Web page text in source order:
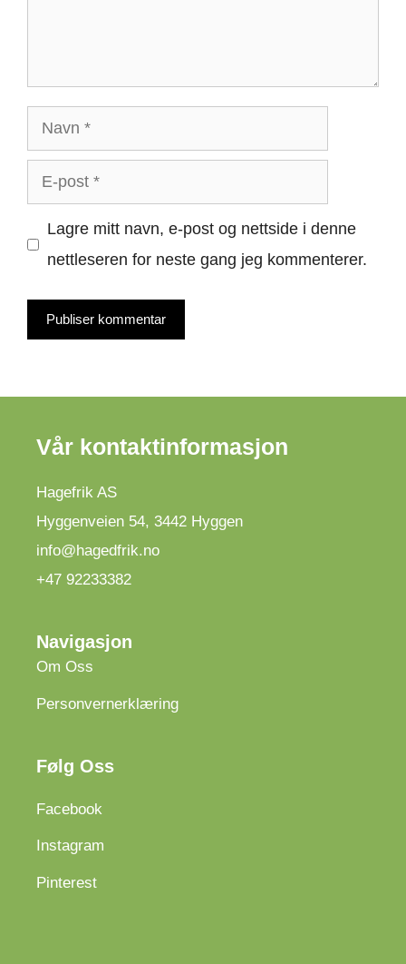
Navn
post
Lagre mitt navn, e-post og nettside i denne
nettleseren for neste gang jeg kommenterer.
Vår kontaktinformasjon
Hagefrik AS
Hyggenveien 54, 3442 Hyggen
info@hagedfrik.no
+47 92233382
Navigasjon
Om Oss
Personvernerklæring
Følg Oss
Facebook
Instagram
Pinterest